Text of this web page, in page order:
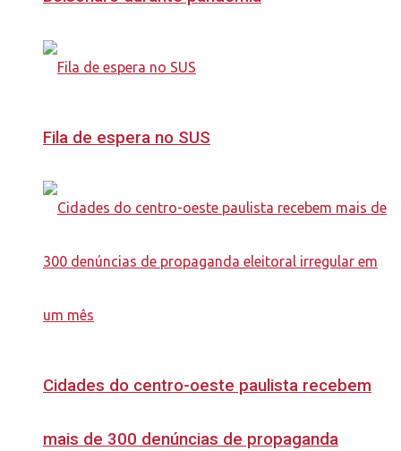
Fila de espera no SUS
Cidades do centro-oeste paulista recebem
mais de 300 denúncias de propaganda